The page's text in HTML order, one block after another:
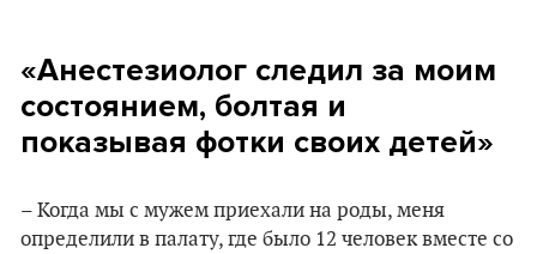
«Анестезиолог следил за моим
состоянием, болтая и
показывая фотки своих детей»
– Когда мы с мужем приехали на роды, меня
определили в палату, где было 12 человек вместе со